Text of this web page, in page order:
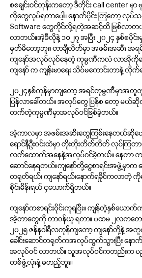
စစချင်းဝင်တုန်းကတော့ ဒီတိုင်း call center မှာ
လိုတွေလုပ်ရတာပေါ့။ နောက်ပိုင်း ကြတော့ လုပ်
Software တွေကိုင်လို့ရတဲ့အဆင့်ထိ ဖြစ်လာတယ်
လာတယ်။အဲ့ဒီလိုနဲ့ ၁၀၂၇ အပြီး ၂၀၂၄ နှစ်စပို
မှတ်မိတော့ဘူး၊ တာချီလိတ်မှာ အဖမ်းအဆီး အရ
ကျနော်အလုပ်လုပ်နေတဲ့ ကုမ္ပဏီကလဲ လာအိုကို
ကျနော် က ကျန်းမာရေး သိပ်မကောင်းတာနဲ့ လိုက်ပ
၂၀၂၄နှစ်ကုန်မှာကျတော့ အရင်ကုမ္ပဏီမှ
ပြန်လာခေါ်တယ်။ အလုပ်တွေ ပြန်စ တော့ မယ်
တက်တဲ့ကုမ္ပဏီမှာအလုပ်ဝင်ဖြစ်ခဲ့တယ်။
အဲ့ကာလမှာ အဖမ်းအဆီးတွေကြမ်းနေတယ်ဆိုပ
ရောင်နီဦးဝင်းထဲမှာ တိုးတိုးတိတ်တိတ် လုပ်ကြတာ
လက်ထောက်အနေနဲ့အလုပ်ဝင်ခဲ့တယ်။ နေတာ
ဆောင်နေရတယ်။ကျနော်တို့ငွေစာရင်းအဖွဲ့မှာက ခ
တရုတ်ရယ်၊ ကျနော်ရယ်၊နောက်ရခိုင်ကလာတဲ့
စိုင်းမိန်းရယ် ၄ယောက်ရှိတယ်။
ကျနော်ကစာရင်းပိုင်းကူရပြီး။ ကျန်တဲ့နှစ်ယော
အဲ့တာတွေကို တာဝန်ယူ ရတာ။ ပထမ ၂လကတော့
၂၀၂၅ ဇန်နဝါရီလကုန်ကျတော့ ကျနော်တို့နဲ့
ခေါင်းဆောင်တရုတ်ကအလုပ်ထွက်သွားပြီး န
အလုပ်ဝင် လာတယ်။ သူအလုပ်ဝင်ကတည်းက ပည
တစ်ဖွဲ့လုံးနဲ့ မတည့်ဘူး။